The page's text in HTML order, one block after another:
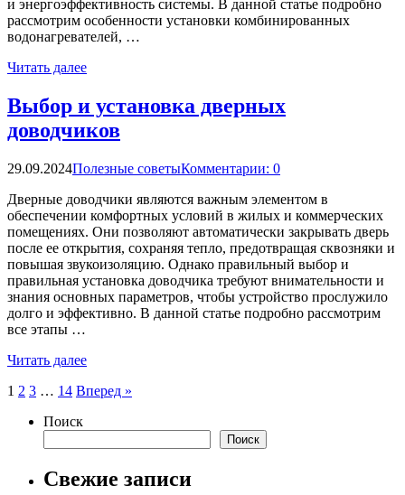
и энергоэффективность системы. В данной статье подробно
рассмотрим особенности установки комбинированных
водонагревателей, …
Читать далее
Выбор и установка дверных
доводчиков
29.09.2024Полезные советыКомментарии: 0
Дверные доводчики являются важным элементом в
обеспечении комфортных условий в жилых и коммерческих
помещениях. Они позволяют автоматически закрывать дверь
после ее открытия, сохраняя тепло, предотвращая сквозняки и
повышая звукоизоляцию. Однако правильный выбор и
правильная установка доводчика требуют внимательности и
знания основных параметров, чтобы устройство прослужило
долго и эффективно. В данной статье подробно рассмотрим
все этапы …
Читать далее
Пагинация
записей
1 2 3 … 14 Вперед »
Поиск
Поиск
Свежие записи